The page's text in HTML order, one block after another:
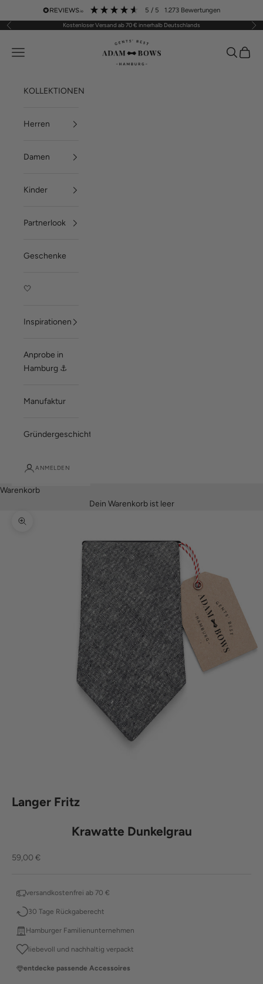
Zum Inhalt springen 5 / 5 1.273 Bewertungen
Zurück Kostenloser Versand ab 70 € innerhalb Deutschlands Vor
ADAM BOWS
Menü Suchen
KOLLEKTIONEN
Herren
Damen
Kinder
Partnerlook
Geschenke
🤍
Inspirationen
Anprobe in
Hamburg ⚓
Manufaktur
Gründergeschichte
ANMELDEN
Warenkorb
Dein Warenkorb ist leer
Bild vergrößern
Langer Fritz
Krawatte Dunkelgrau
Angebot
59,00 €
versandkostenfrei ab 70 €
30 Tage Rückgaberecht
Hamburger Familienunternehmen
liebevoll und nachhaltig verpackt
entdecke passende Accessoires